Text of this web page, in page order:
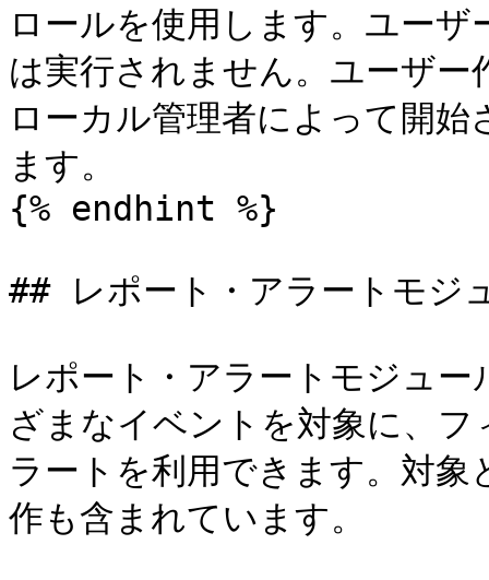
ロールを使用します。ユー
は実行されません。ユーザー
ローカル管理者によって開
ます。
{% endhint %}
## レポート・アラートモジ
レポート・アラートモジュ
ざまなイベントを対象に、
ラートを利用できます。対象
作も含まれています。